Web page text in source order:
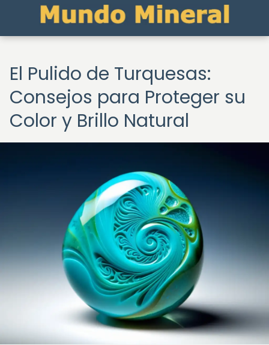
El Pulido de Turquesas:
Consejos para Proteger su
Color y Brillo Natural